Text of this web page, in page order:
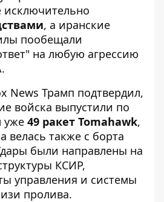
исключительно
, а иранские
пообещали
на любую агрессию
News Трамп подтвердил,
войска выпустили по
уже 49 ракет Tomahawk,
велась также с борта
были направлены на
КСИР,
управления и системы
пролива.